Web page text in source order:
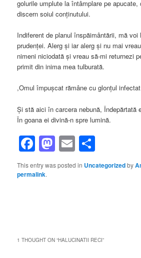
golurile umplute la întâmplare pe apucate,
discern soiul conținutului.
Indiferent de planul înspăimântării, mă
prudenței. Alerg și iar alerg și nu mai
nimeni niciodată și vreau să-mi returnezi
primit din inima mea tulburată.
,Omul împușcat rămâne cu glonțul
Și stă aici în carcera nebună, Îndepărtată
În goana ei divină-n spre lumină.
Facebook
Mastodon
Email
This entry was posted in Uncategorizedby
permalink.
1 THOUGHT ON “HALUCINATII RECI”